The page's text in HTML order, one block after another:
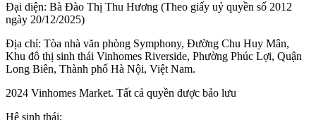
Đại diện: Bà Đào Thị Thu Hương (Theo giấy uỷ quyền số 2012
ngày 20/12/2025)
Địa chỉ: Tòa nhà văn phòng Symphony, Đường Chu Huy Mân,
Khu đô thị sinh thái Vinhomes Riverside, Phường Phúc Lợi, Quận
Long Biên, Thành phố Hà Nội, Việt Nam.
2024 Vinhomes Market. Tất cả quyền được bảo lưu
Hệ sinh thái: